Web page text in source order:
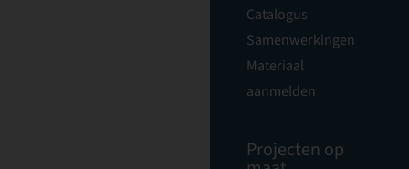
Catalogus
Samenwerkingen
Materiaal
aanmelden
Projecten op